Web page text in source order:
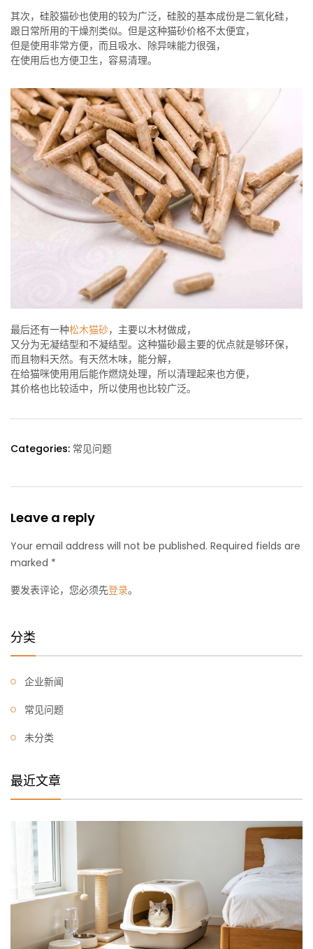
其次，硅胶猫砂也使用的较为广泛，硅胶的基本成份是二氧化硅，
跟日常所用的干燥剂类似。但是这种猫砂价格不太便宜，
但是使用非常方便，而且吸水、除异味能力很强，
在使用后也方便卫生，容易清理。
最后还有一种松木猫砂，主要以木材做成，
又分为无凝结型和不凝结型。这种猫砂最主要的优点就是够环保，
而且物料天然。有天然木味，能分解，
在给猫咪使用用后能作燃烧处理，所以清理起来也方便，
其价格也比较适中，所以使用也比较广泛。
Categories: 常见问题
Leave a reply
Your email address will not be published. Required fields are
marked *
要发表评论，您必须先登录。
分类
企业新闻
常见问题
未分类
最近文章